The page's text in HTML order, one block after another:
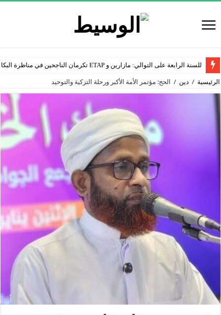
للسنة الرابعة على التوالي: مازارين و ETAP تكرمان الناجحين في مناظرة البكالوريا
الرئيسية / دين / الحج: مؤتمر الأمة الأكبر ورحلة التزكية والتوحيد